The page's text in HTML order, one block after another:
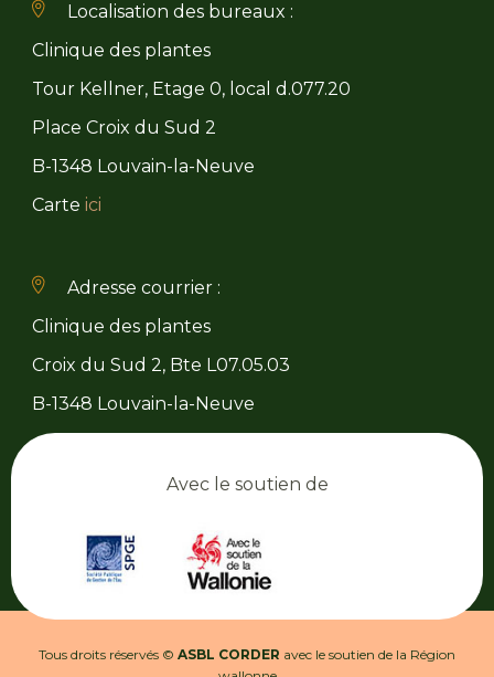
Localisation des bureaux :
Clinique des plantes
Tour Kellner, Etage 0, local d.077.20
Place Croix du Sud 2
B-1348 Louvain-la-Neuve
Carte ici
Adresse courrier :
Clinique des plantes
Croix du Sud 2, Bte L07.05.03
B-1348 Louvain-la-Neuve
Avec le soutien de
Tous droits réservés © ASBL CORDER avec le soutien de la Région